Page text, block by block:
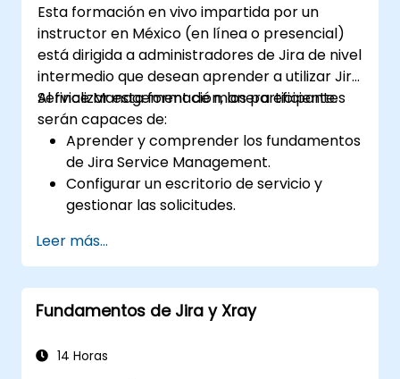
Esta formación en vivo impartida por un
instructor en México (en línea o presencial)
está dirigida a administradores de Jira de nivel
intermedio que desean aprender a utilizar Jira
Service Management de manera eficiente.
Al finalizar esta formación, los participantes
serán capaces de:
Aprender y comprender los fundamentos
de Jira Service Management.
Configurar un escritorio de servicio y
gestionar las solicitudes.
Jira Service Management.
Leer más...
Fundamentos de Jira y Xray
14 Horas